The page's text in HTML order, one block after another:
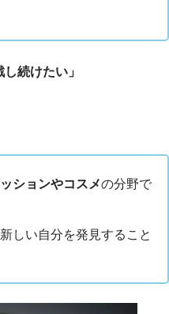
続けたい」
ションやコスメの分野で
しい自分を発見すること